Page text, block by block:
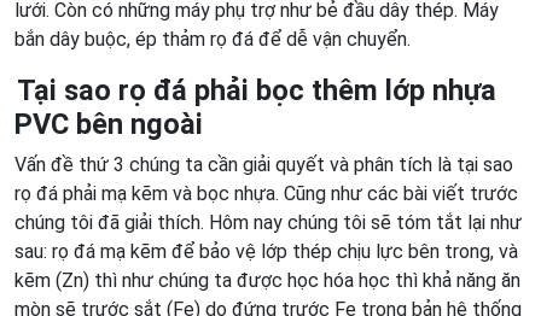
lưới. Còn có những máy phụ trợ như bẻ đầu dây thép. Máy
bắn dây buộc, ép thảm rọ đá để dễ vận chuyển.
Tại sao rọ đá phải bọc thêm lớp nhựa
PVC bên ngoài
Vấn đề thứ 3 chúng ta cần giải quyết và phân tích là tại sao
rọ đá phải mạ kẽm và bọc nhựa. Cũng như các bài viết trước
chúng tôi đã giải thích. Hôm nay chúng tôi sẽ tóm tắt lại như
sau: rọ đá mạ kẽm để bảo vệ lớp thép chịu lực bên trong, và
kẽm (Zn) thì như chúng ta được học hóa học thì khả năng ăn
mòn sẽ trước sắt (Fe) do đứng trước Fe trong bản hệ thống